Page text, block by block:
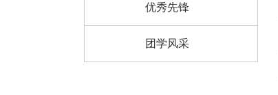
优秀先锋
团学风采